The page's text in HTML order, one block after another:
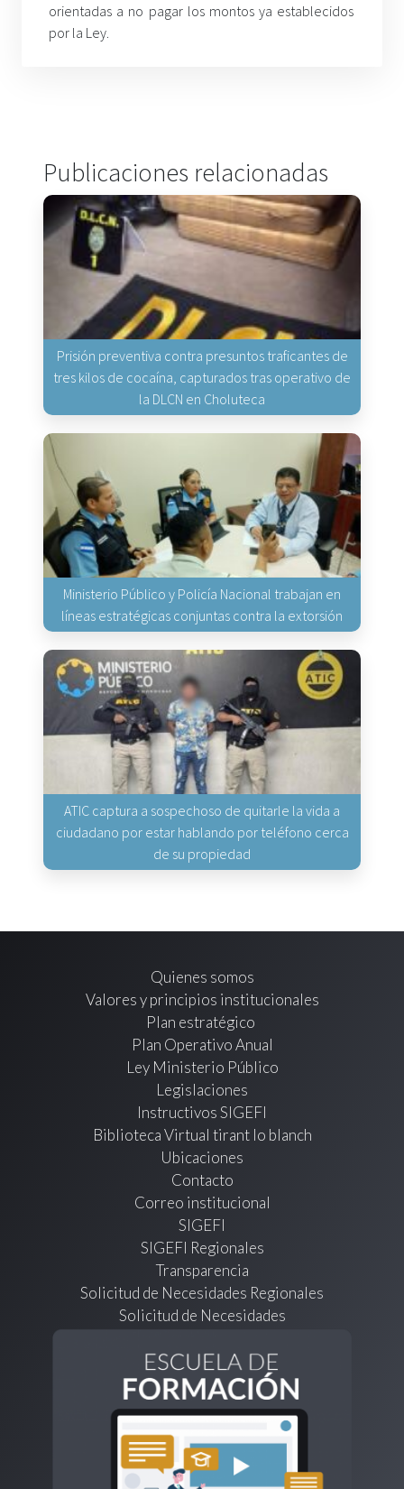
orientadas a no pagar los montos ya establecidos
por la Ley.
Publicaciones relacionadas
Prisión preventiva contra presuntos traficantes de
tres kilos de cocaína, capturados tras operativo de
la DLCN en Choluteca
Ministerio Público y Policía Nacional trabajan en
líneas estratégicas conjuntas contra la extorsión
ATIC captura a sospechoso de quitarle la vida a
ciudadano por estar hablando por teléfono cerca
de su propiedad
Quienes somos
Valores y principios institucionales
Plan estratégico
Plan Operativo Anual
Ley Ministerio Público
Legislaciones
Instructivos SIGEFI
Biblioteca Virtual tirant lo blanch
Ubicaciones
Contacto
Correo institucional
SIGEFI
SIGEFI Regionales
Transparencia
Solicitud de Necesidades Regionales
Solicitud de Necesidades